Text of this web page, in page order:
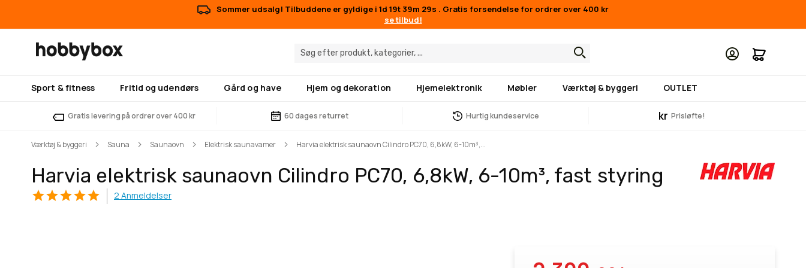
Sommer udsalg! Tilbuddene er gyldige i1d 19t 39m 28s . Gratis forsendelse for ordrer over 400 kr
se tilbud!
Min
Sport & fitness Fritid og udendørs Gård og have Hjem og dekoration Hjemelektronik Møbler Værktøj & byggeri OUTLET
Gratis levering på ordrer over 400 kr 60 dages returret Hurtig kundeservice kr Prisløfte!
Værktøj & byggeri Sauna Saunaovn Elektrisk saunavamer Harvia elektrisk saunaovn Cilindro PC70, 6,8kW, 6-10m³,...
Harvia elektrisk saunaovn Cilindro PC70, 6,8kW, 6-10m³, fast styring
2 Anmeldelser